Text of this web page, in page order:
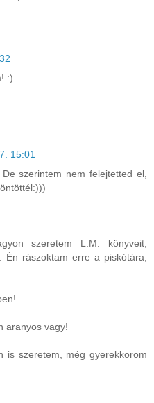
:)
15:01
szerintem nem felejtetted el,
szeretem L.M. könyveit,
Én rászoktam erre a piskótára,
aranyos vagy!
is szeretem, még gyerekkorom